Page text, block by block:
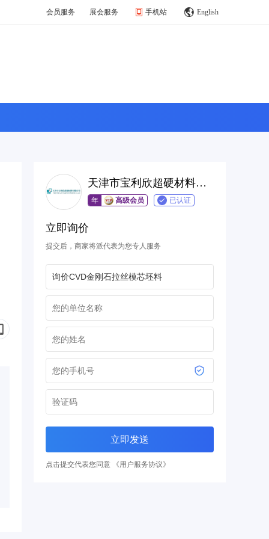
会员服务 展会服务 手机站 English
天津市宝利欣超硬材料有限公司
年 高级会员 已认证
立即询价
提交后，商家将派代表为您专人服务
立即发送
点击提交代表您同意 《用户服务协议》